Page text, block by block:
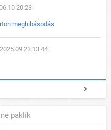
20:23
meghibásodás
13:44
paklik